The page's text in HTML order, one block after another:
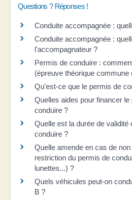
Questions ? Réponses !
Conduite accompagnée :
Conduite accompagnée :
l'accompagnateur ?
Permis de conduire :
(épreuve théorique commune
Qu'est-ce que le permis de
Quelles aides pour financer le
conduire ?
Quelle est la durée de validité
conduire ?
Quelle amende en cas de
restriction du permis de
lunettes...) ?
Quels véhicules peut-on
B ?